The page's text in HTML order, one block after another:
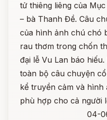
tử thiêng liêng của
– bà Thanh Đề. Câu
của hình ảnh chú chó
rau thơm trong chốn
đại lễ Vu Lan báo
toàn bộ câu chuyện
kể truyền cảm và hình
phù hợp cho cả người
04-